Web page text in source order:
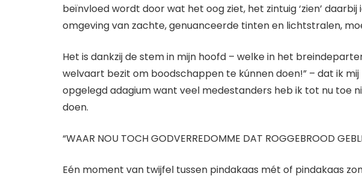
beïnvloed wordt door wat het oog ziet, het zintuig ‘zien’
omgeving van zachte, genuanceerde tinten en lichtstralen,
Het is dankzij de stem in mijn hoofd – welke in het
welvaart bezit om boodschappen te kúnnen doen!” – dat ik
opgelegd adagium want veel medestanders heb ik tot nu toe
doen.
“WAAR NOU TOCH GODVERREDOMME DAT ROGGEBROOD
Eén moment van twijfel tussen pindakaas mét of pindakaas